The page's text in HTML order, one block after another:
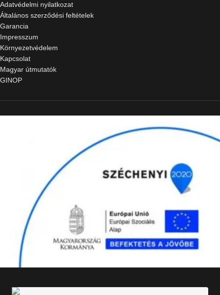
Adatvédelmi nyilatkozat
Általános szerződési feltételek
Garancia
Impresszum
Környezetvédelem
Kapcsolat
Magyar útmutatók
GINOP